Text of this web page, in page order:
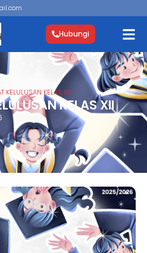
Hubungi
KELULUSAN KELAS XII
KELAS XII